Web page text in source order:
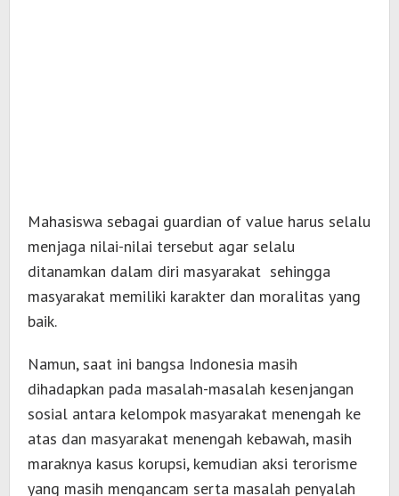
Mahasiswa sebagai guardian of value harus selalu
menjaga nilai-nilai tersebut agar selalu
ditanamkan dalam diri masyarakat sehingga
masyarakat memiliki karakter dan moralitas yang
baik.
Namun, saat ini bangsa Indonesia masih
dihadapkan pada masalah-masalah kesenjangan
sosial antara kelompok masyarakat menengah ke
atas dan masyarakat menengah kebawah, masih
maraknya kasus korupsi, kemudian aksi terorisme
yang masih mengancam serta masalah penyalah